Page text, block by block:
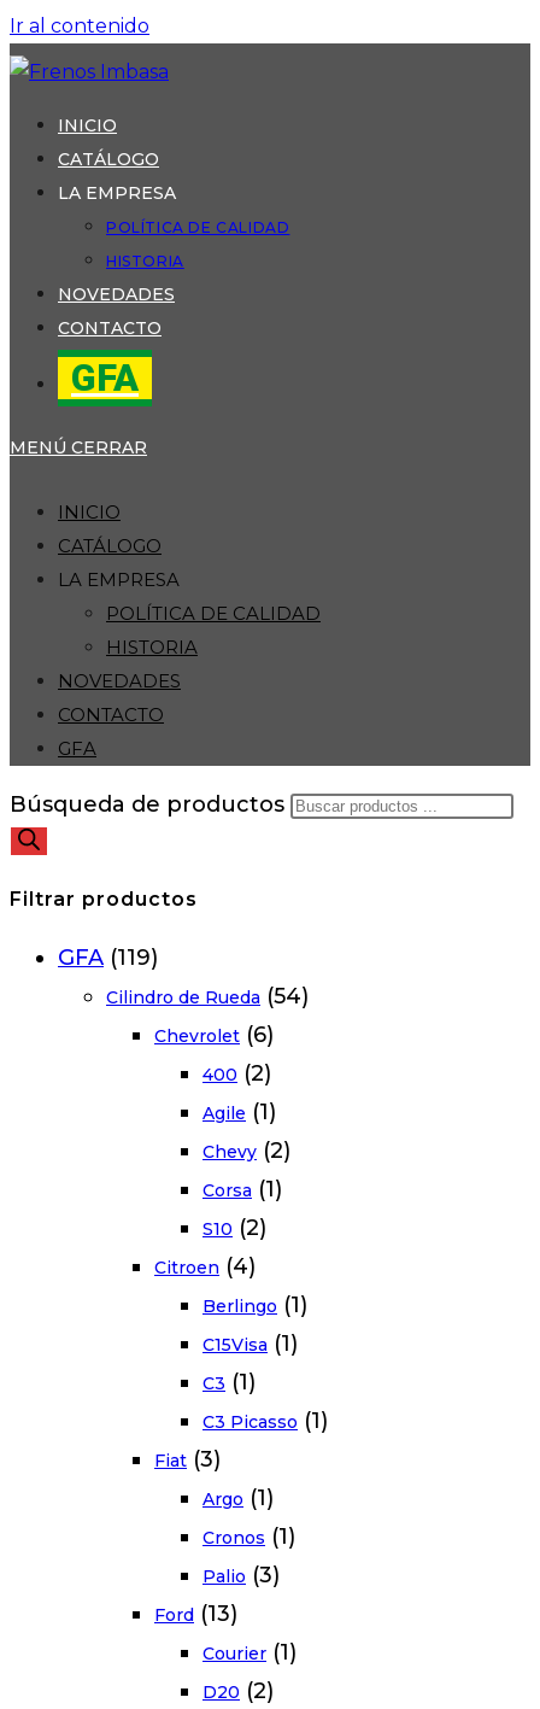
Ir al contenido
INICIO
CATÁLOGO
LA EMPRESA
POLÍTICA DE CALIDAD
HISTORIA
NOVEDADES
CONTACTO
GFA
MENÚ CERRAR
INICIO
CATÁLOGO
LA EMPRESA
POLÍTICA DE CALIDAD
HISTORIA
NOVEDADES
CONTACTO
GFA
Búsqueda de productos
Filtrar productos
GFA (119)
Cilindro de Rueda (54)
Chevrolet (6)
400 (2)
Agile (1)
Chevy (2)
Corsa (1)
S10 (2)
Citroen (4)
Berlingo (1)
C15Visa (1)
C3 (1)
C3 Picasso (1)
Fiat (3)
Argo (1)
Cronos (1)
Palio (3)
Ford (13)
Courier (1)
D20 (2)